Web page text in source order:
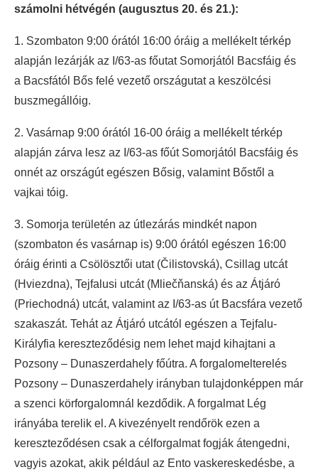
számolni hétvégén (augusztus 20. és 21.):
1. Szombaton 9:00 órától 16:00 óráig a mellékelt térkép
alapján lezárják az I/63-as főutat Somorjától Bacsfáig és
a Bacsfától Bős felé vezető országutat a keszölcési
buszmegállóig.
2. Vasárnap 9:00 órától 16-00 óráig a mellékelt térkép
alapján zárva lesz az I/63-as főút Somorjától Bacsfáig és
onnét az országút egészen Bősig, valamint Bőstől a
vajkai tóig.
3. Somorja területén az útlezárás mindkét napon
(szombaton és vasárnap is) 9:00 órától egészen 16:00
óráig érinti a Csölösztői utat (Čilistovská), Csillag utcát
(Hviezdna), Tejfalusi utcát (Mliečňanská) és az Átjáró
(Priechodná) utcát, valamint az I/63-as út Bacsfára vezető
szakaszát. Tehát az Átjáró utcától egészen a Tejfalu-
Királyfia kereszteződésig nem lehet majd kihajtani a
Pozsony – Dunaszerdahely főútra. A forgalomelterelés
Pozsony – Dunaszerdahely irányban tulajdonképpen már
a szenci körforgalomnál kezdődik. A forgalmat Lég
irányába terelik el. A kivezényelt rendőrök ezen a
kereszteződésen csak a célforgalmat fogják átengedni,
vagyis azokat, akik például az Ento vaskereskedésbe, a